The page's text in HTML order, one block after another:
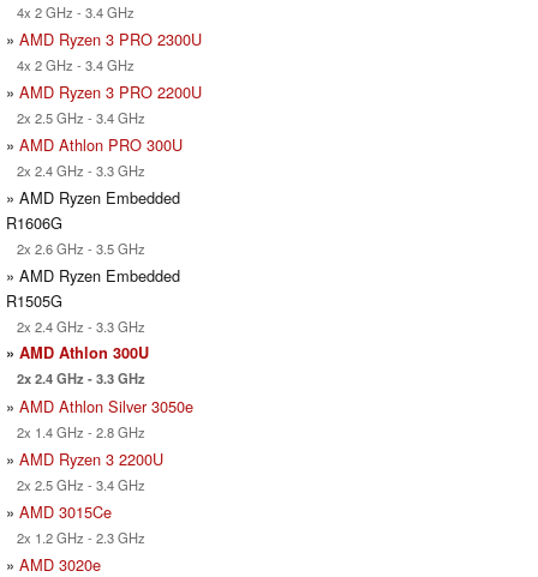
4x 2 GHz - 3.4 GHz
» AMD Ryzen 3 PRO 2300U
4x 2 GHz - 3.4 GHz
» AMD Ryzen 3 PRO 2200U
2x 2.5 GHz - 3.4 GHz
» AMD Athlon PRO 300U
2x 2.4 GHz - 3.3 GHz
» AMD Ryzen Embedded
R1606G
2x 2.6 GHz - 3.5 GHz
» AMD Ryzen Embedded
R1505G
2x 2.4 GHz - 3.3 GHz
» AMD Athlon 300U
2x 2.4 GHz - 3.3 GHz
» AMD Athlon Silver 3050e
2x 1.4 GHz - 2.8 GHz
» AMD Ryzen 3 2200U
2x 2.5 GHz - 3.4 GHz
» AMD 3015Ce
2x 1.2 GHz - 2.3 GHz
» AMD 3020e